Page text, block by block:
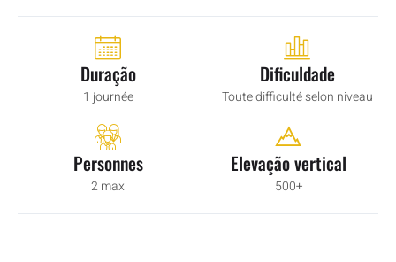
Duração
1 journée
Dificuldade
Toute difficulté selon niveau
Personnes
2 max
Elevação vertical
500+